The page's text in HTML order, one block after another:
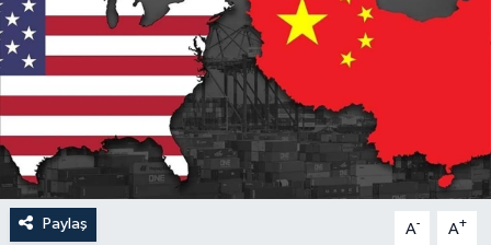
Paylaş A- A+